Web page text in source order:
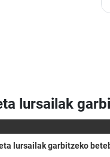
lursailak
lursailak garbitzeko